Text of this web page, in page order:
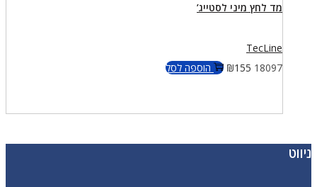
מד לחץ מיני לסטייג’
TecLine
18097
₪155 הוספה לסל
ניווט